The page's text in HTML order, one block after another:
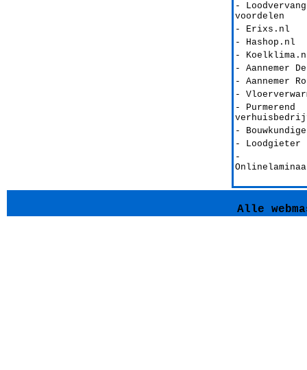
-
voordelen
- Erixs.nl
- Hashop.nl
-
- Aannemer
- Aannemer
-
- Purmerend
-
- Loodgieter
-
Alle